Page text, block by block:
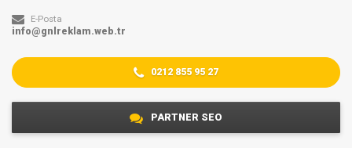
PARTNER SEO
E-Posta
info@gnlreklam.web.tr
0212 855 95 27